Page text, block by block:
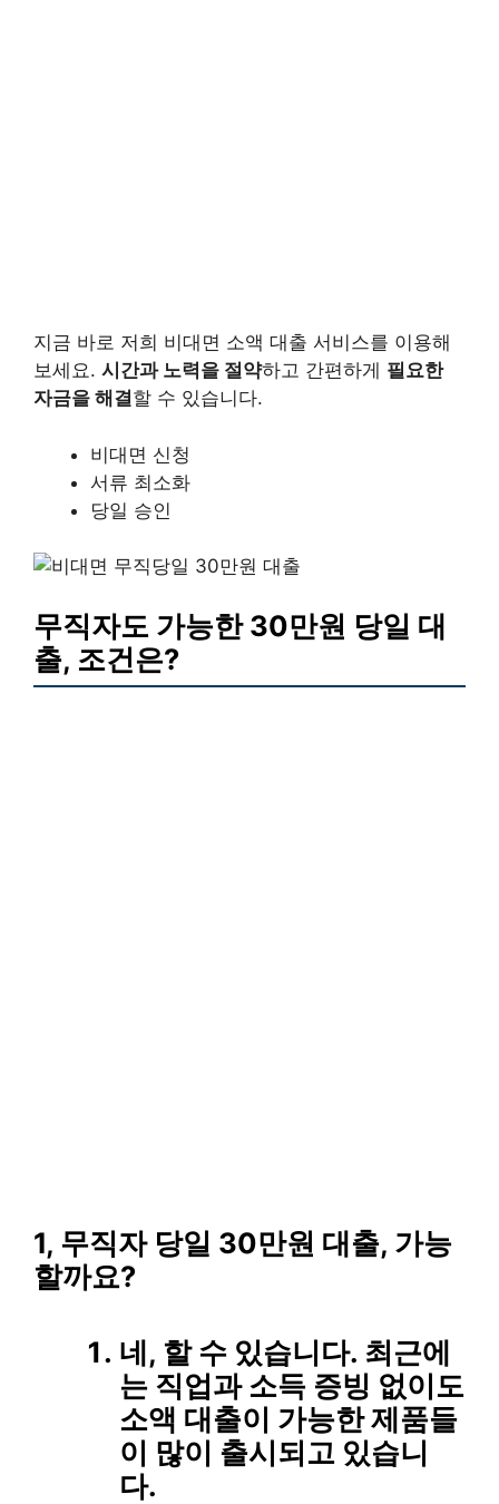
지금 바로 저희 비대면 소액 대출 서비스를 이용해
보세요. 시간과 노력을 절약하고 간편하게 필요한
자금을 해결할 수 있습니다.
비대면 신청
서류 최소화
당일 승인
무직자도 가능한 30만원 당일 대
출, 조건은?
1, 무직자 당일 30만원 대출, 가능
할까요?
네, 할 수 있습니다. 최근에
는 직업과 소득 증빙 없이도
소액 대출이 가능한 제품들
이 많이 출시되고 있습니
다.